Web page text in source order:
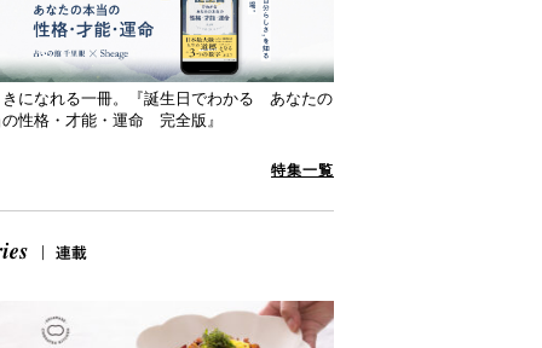
きになれる一冊。『誕生日でわかる あなたの
性格・才能・運命 完全版』
特集一覧